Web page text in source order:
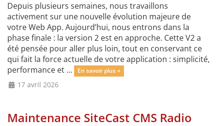
Depuis plusieurs semaines, nous travaillons
activement sur une nouvelle évolution majeure de
votre Web App. Aujourd’hui, nous entrons dans la
phase finale : la version 2 est en approche. Cette V2 a
été pensée pour aller plus loin, tout en conservant ce
qui fait la force actuelle de votre application : simplicité,
performance et ...
En savoir plus »
17 avril 2026
Maintenance SiteCast CMS Radio